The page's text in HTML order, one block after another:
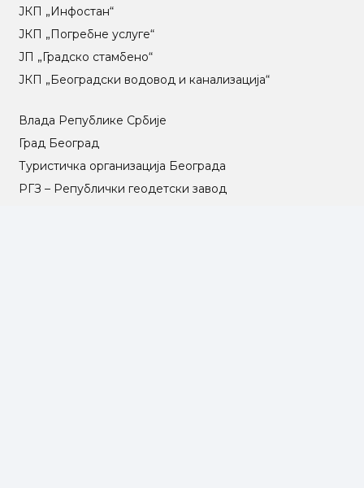
ЈКП „Инфостан“
ЈКП „Погребне услуге“
ЈП „Градско стамбено“
ЈКП „Београдски водовод и канализација“
Влада Републике Србије
Град Београд
Туристичка организација Београда
РГЗ – Републички геодетски завод